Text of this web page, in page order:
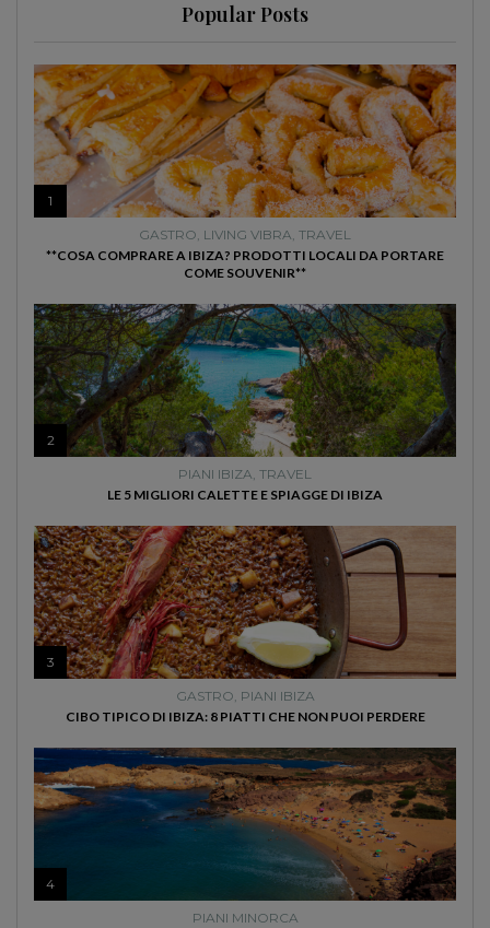
Popular Posts
1
GASTRO, LIVING VIBRA, TRAVEL
**COSA COMPRARE A IBIZA? PRODOTTI LOCALI DA PORTARE
COME SOUVENIR**
2
PIANI IBIZA, TRAVEL
LE 5 MIGLIORI CALETTE E SPIAGGE DI IBIZA
3
GASTRO, PIANI IBIZA
CIBO TIPICO DI IBIZA: 8 PIATTI CHE NON PUOI PERDERE
4
PIANI MINORCA